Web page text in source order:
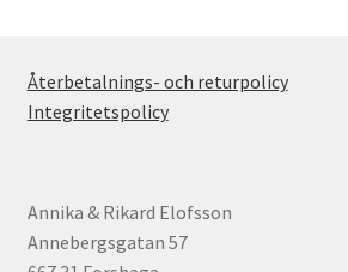
Återbetalnings- och returpolicy
Integritetspolicy
Annika & Rikard Elofsson
Annebergsgatan 57